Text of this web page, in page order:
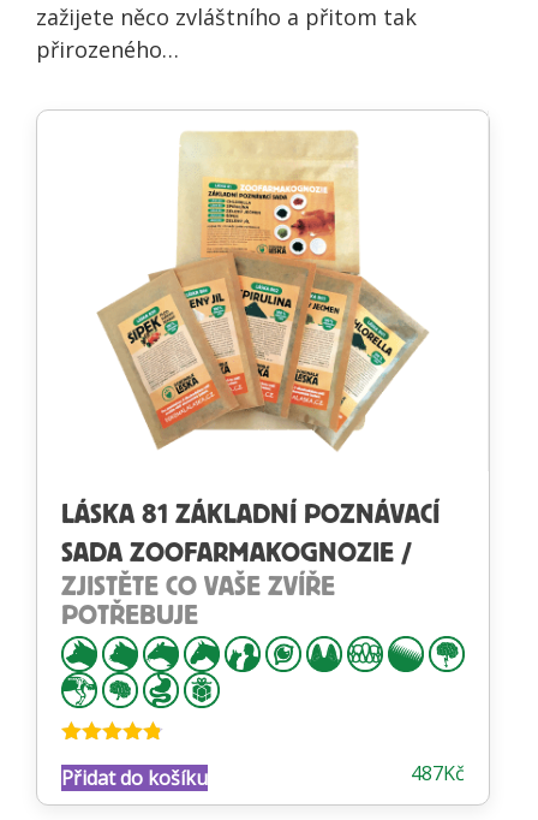
zažijete něco zvláštního a přitom tak
přirozeného…
LÁSKA 81 ZÁKLADNÍ POZNÁVACÍ
SADA ZOOFARMAKOGNOZIE /
ZJISTĚTE CO VAŠE ZVÍŘE
POTŘEBUJE
4.74z 5 487Kč
Přidat do košíku